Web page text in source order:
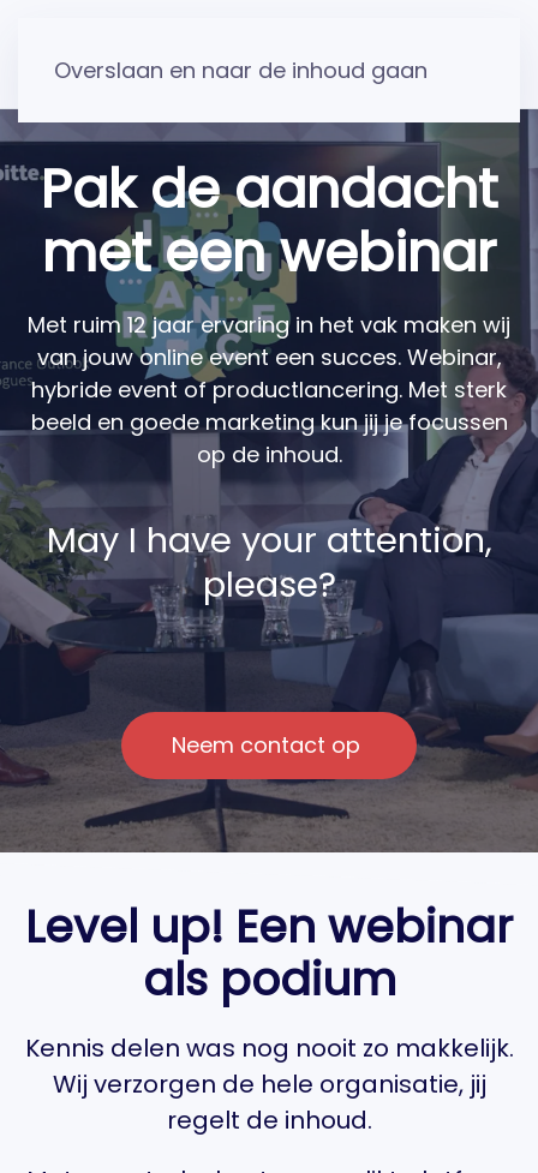
Overslaan en naar de inhoud gaan
Pak de aandacht
met een webinar
Met ruim 12 jaar ervaring in het vak maken wij
van jouw online event een succes. Webinar,
hybride event of productlancering. Met sterk
beeld en goede marketing kun jij je focussen
op de inhoud.
May I have your attention,
please?
Neem contact op
Level up! Een webinar
als podium
Kennis delen was nog nooit zo makkelijk.
Wij verzorgen de hele organisatie, jij
regelt de inhoud.